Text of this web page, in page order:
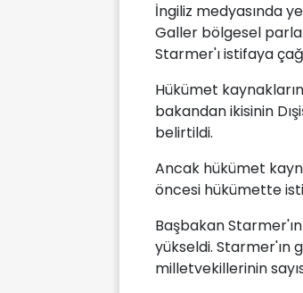
İngiliz medyasında
Galler bölgesel
Starmer'ı istifaya
Hükümet
bakandan ikisinin
belirtildi.
Ancak hükümet
öncesi hükümette
Başbakan
yükseldi. Starmer'ın
milletvekillerinin